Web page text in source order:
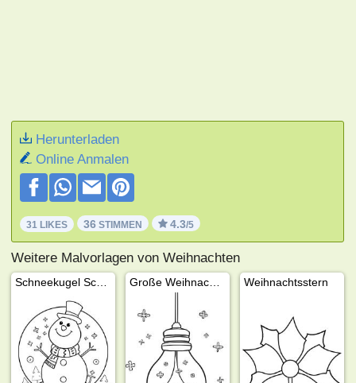
Herunterladen
Online Anmalen
31 LIKES 36 STIMMEN 4.3/5
Weitere Malvorlagen von Weihnachten
Weihnachtsstern